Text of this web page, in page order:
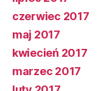
czerwiec 2017
maj 2017
kwiecień 2017
marzec 2017